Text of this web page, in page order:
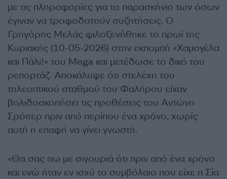
με τις πληροφορίες για το παρασκήνιο των όσων
έγιναν να τροφοδοτούν συζητήσεις. Ο
Γρηγόρης Μελάς φιλοξενήθηκε το πρωί της
Κυριακής (10-05-2026) στην εκπομπή «Χαμογέλα
και Πάλι!» του Mega και μετέδωσε το δικό του
ρεπορτάζ. Αποκάλυψε ότι στελέχη του
τηλεοπτικού σταθμού του Φαλήρου είχαν
βολιδοσκοπήσει τις προθέσεις του Αντώνη
Σρόιτερ πριν από περίπου ένα χρόνο, χωρίς
αυτή η επαφή να γίνει γνωστή.
«Θα σας πω με σιγουριά ότι πριν από ένα χρόνο
και ενώ ήταν εν ισχύ το συμβόλαιo που είχε η Σία